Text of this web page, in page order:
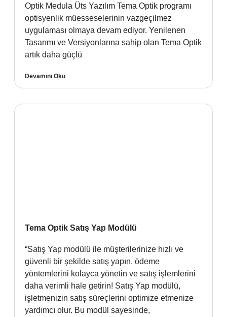
Optik Medula Üts Yazılım Tema Optik programı
optisyenlik müesseselerinin vazgeçilmez
uygulaması olmaya devam ediyor. Yenilenen
Tasarımı ve Versiyonlarına sahip olan Tema Optik
artık daha güçlü
Devamını Oku
Tema Optik Satış Yap Modülü
“Satış Yap modülü ile müşterilerinize hızlı ve
güvenli bir şekilde satış yapın, ödeme
yöntemlerini kolayca yönetin ve satış işlemlerini
daha verimli hale getirin! Satış Yap modülü,
işletmenizin satış süreçlerini optimize etmenize
yardımcı olur. Bu modül sayesinde,